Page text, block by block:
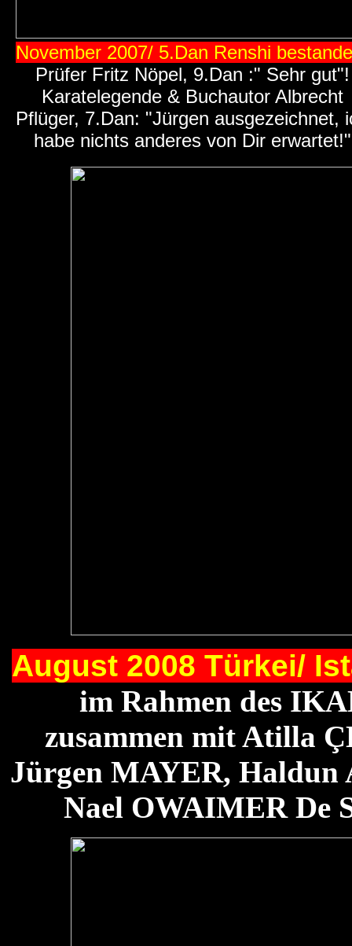
November 2007/ 5.Dan Renshi
Prüfer Fritz Nöpel, 9.Dan :" Sehr gut"!
Karatelegende & Buchautor Albrecht
Pflüger, 7.Dan: "Jürgen ausgezeichnet,
habe nichts anderes von Dir erwartet!"
August 2008 Türkei/
im Rahmen des
zusammen mit Atilla
Jürgen MAYER,
Nael OWAIMER De